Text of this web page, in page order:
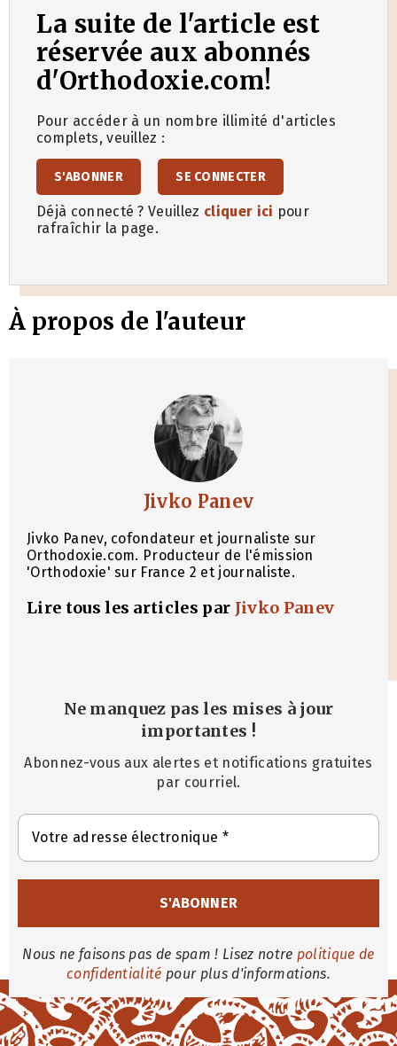
La suite de l'article est
réservée aux abonnés
d'Orthodoxie.com!
Pour accéder à un nombre illimité d'articles
complets, veuillez :
S'ABONNER SE CONNECTER
Déjà connecté ? Veuillez cliquer ici pour
rafraîchir la page.
À propos de l'auteur
Jivko Panev
Jivko Panev, cofondateur et journaliste sur
Orthodoxie.com. Producteur de l'émission
'Orthodoxie' sur France 2 et journaliste.
Lire tous les articles par Jivko Panev
Ne manquez pas les mises à jour
importantes !
Abonnez-vous aux alertes et notifications gratuites
par courriel.
Nous ne faisons pas de spam ! Lisez notre politique de
confidentialité pour plus d'informations.